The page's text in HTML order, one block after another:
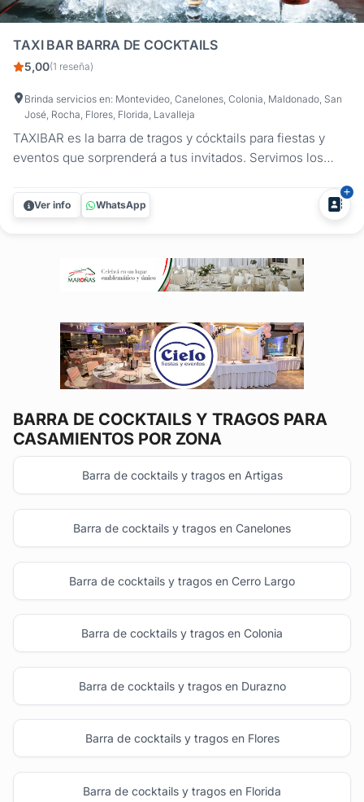
TAXI BAR BARRA DE COCKTAILS
5,00(1 reseña)
Brinda servicios en: Montevideo, Canelones, Colonia, Maldonado, San
José, Rocha, Flores, Florida, Lavalleja
TAXIBAR es la barra de tragos y cócktails para fiestas y
eventos que sorprenderá a tus invitados. Servimos los
de las marcas de primer nivel como: RON BACARDI,
VODKA SMIRNOFF, FERNET BRANCA, VELHO BARREIRO.
Ver info WhatsApp
BARRA DE COCKTAILS Y TRAGOS PARA
CASAMIENTOS POR ZONA
Barra de cocktails y tragos en Artigas
Barra de cocktails y tragos en Canelones
Barra de cocktails y tragos en Cerro Largo
Barra de cocktails y tragos en Colonia
Barra de cocktails y tragos en Durazno
Barra de cocktails y tragos en Flores
Barra de cocktails y tragos en Florida